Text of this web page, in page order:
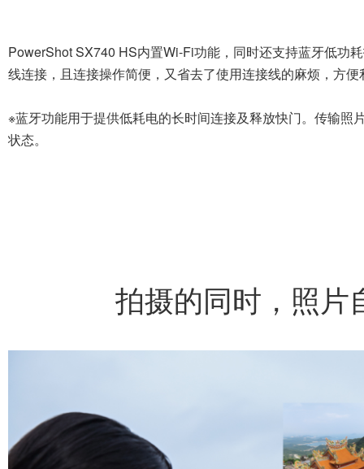
PowerShot SX740 HS内置Wi-Fi功能，同时还支持蓝牙低功
线连接，且连接操作简便，又省去了使用连接线的麻烦，方
※蓝牙功能用于提供低耗电的长时间连接及释放快门。传输
状态。
拍摄的同时，照片